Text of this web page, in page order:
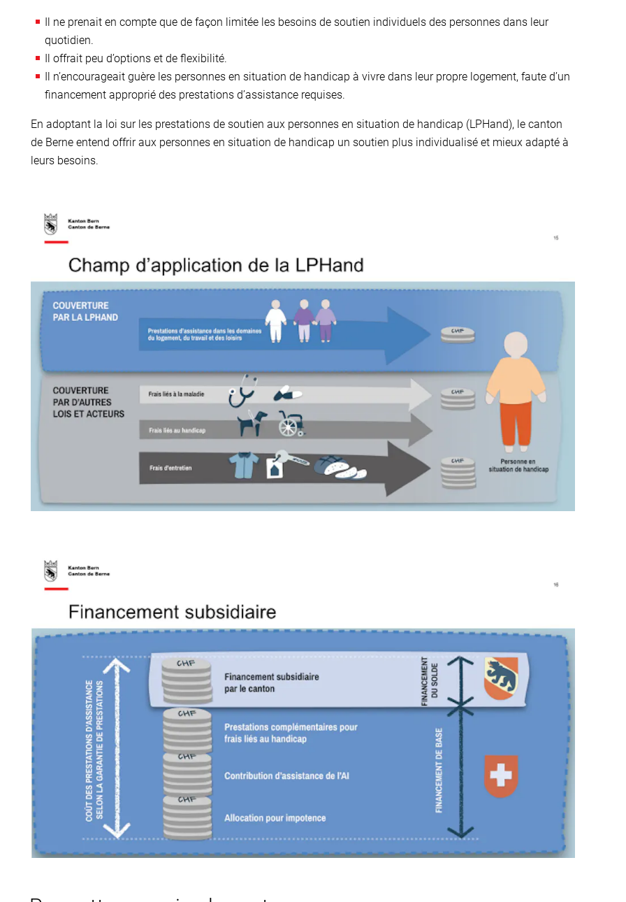
Il ne prenait en compte que de façon limitée les besoins de soutien individuels des personnes dans leur
quotidien.
Il offrait peu d’options et de flexibilité.
Il n’encourageait guère les personnes en situation de handicap à vivre dans leur propre logement, faute d’un
financement approprié des prestations d’assistance requises.
En adoptant la loi sur les prestations de soutien aux personnes en situation de handicap (LPHand), le canton
de Berne entend offrir aux personnes en situation de handicap un soutien plus individualisé et mieux adapté à
leurs besoins.